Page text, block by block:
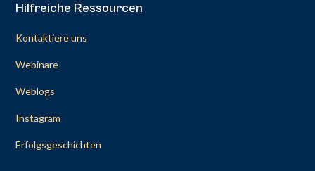
Hilfreiche Ressourcen
Kontaktiere uns
Webinare
Weblogs
Instagram
Erfolgsgeschichten